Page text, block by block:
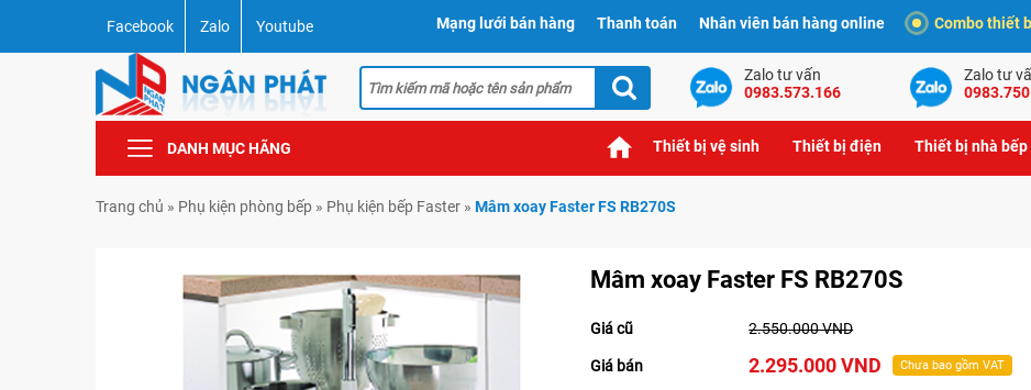
Facebook Zalo Youtube Mạng lưới bán hàng Thanh toán Nhân viên bán hàng online Combo thiết
Zalo tư vấn
0983.573.166
Zalo tư
DANH MỤC HÃNG Thiết bị vệ sinh Thiết bị điện Thiết bị nhà bếp
Trang chủ » Phụ kiện phòng bếp » Phụ kiện bếp Faster » Mâm xoay Faster FS RB270S
Mâm xoay Faster FS RB270S
Giá cũ 2.550.000 VND
Giá bán 2.295.000 VND Chưa bao gồm VAT